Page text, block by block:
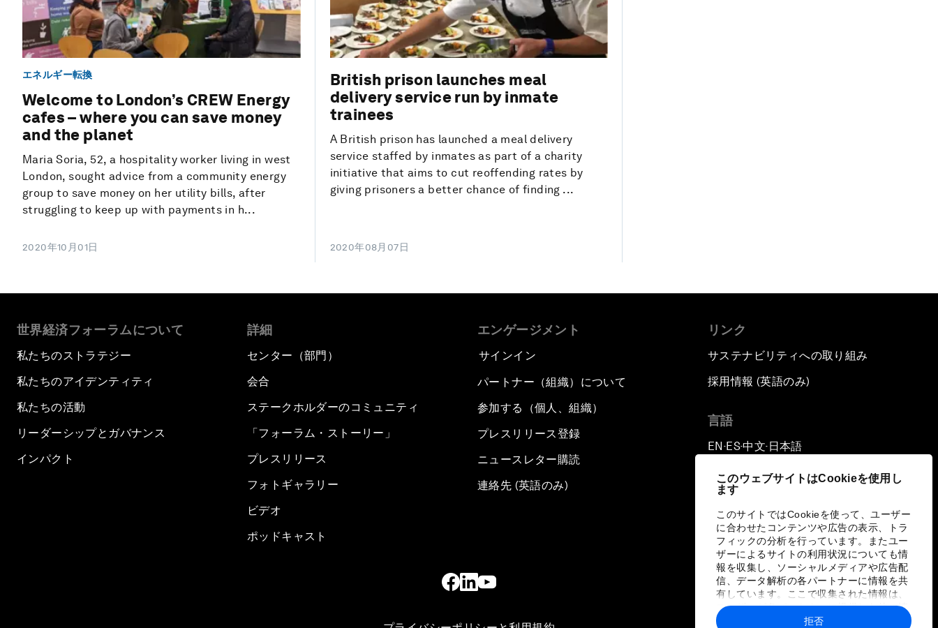
このウェブサイトはCookieを使用し
ます
このサイトではCookieを使って、ユーザー
に合わせたコンテンツや広告の表示、トラ
フィックの分析を行っています。またユー
ザーによるサイトの利用状況についても情
報を収集し、ソーシャルメディアや広告配
信、データ解析の各パートナーに情報を共
有しています。ここで収集された情報は、
ユーザーが各パートナーに提供した他の情
報や各パートナーのサービスを使用した際
拒否
エネルギー転換
Welcome to London’s CREW Energy
cafes – where you can save money
and the planet
Maria Soria, 52, a hospitality worker living in west
London, sought advice from a community energy
group to save money on her utility bills, after
struggling to keep up with payments in h...
2020年10月01日
British prison launches meal
delivery service run by inmate
trainees
A British prison has launched a meal delivery
service staffed by inmates as part of a charity
initiative that aims to cut reoffending rates by
giving prisoners a better chance of finding ...
2020年08月07日
世界経済フォーラムについて
私たちのストラテジー
私たちのアイデンティティ
私たちの活動
リーダーシップとガバナンス
インパクト
詳細
センター（部門）
会合
ステークホルダーのコミュニティ
「フォーラム・ストーリー」
プレスリリース
フォトギャラリー
ビデオ
ポッドキャスト
エンゲージメント
サインイン
パートナー（組織）について
参加する（個人、組織）
プレスリリース登録
ニュースレター購読
連絡先 (英語のみ)
リンク
サステナビリティへの取り組み
採用情報 (英語のみ)
言語
EN ▪ ES▪中文▪ 日本語